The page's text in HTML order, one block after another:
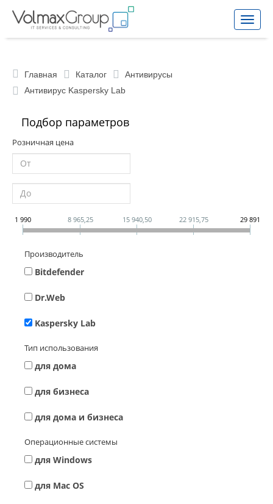
Toggle
Главная Каталог
Антивирусы
Антивирус Kaspersky Lab
Подбор параметров
Розничная цена
1 990 8 965,25 15 940,50 22 915,75 29 891
Производитель
Bitdefender
Dr.Web
Kaspersky Lab
Тип использования
для дома
для бизнеса
для дома и бизнеса
Операционные системы
для Windows
для Mac OS